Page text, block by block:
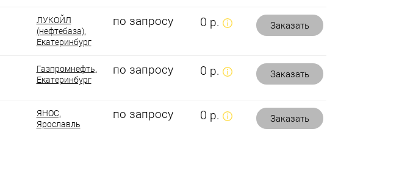
ЛУКОЙЛ
(нефтебаза),
Екатеринбург
по запросу 0 р. Заказать
Газпромнефть,
Екатеринбург
по запросу 0 р. Заказать
ЯНОС,
Ярославль
по запросу 0 р. Заказать